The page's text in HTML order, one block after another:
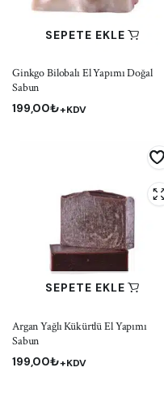
SEPETE EKLE
Ginkgo Bilobalı El Yapımı Doğal
Sabun
199,00₺+KDV
SEPETE EKLE
Argan Yağlı Kükürtlü El Yapımı
Sabun
199,00₺+KDV